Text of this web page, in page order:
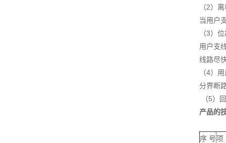
（2）
当用户
（3）
用户支
线路尽
（4）用
分界断
（5）
产品的
序 号项